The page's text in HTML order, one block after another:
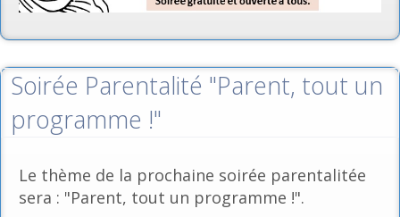
Soirée Parentalité "Parent, tout un
programme !"
Le thème de la prochaine soirée parentalitée
sera : "Parent, tout un programme !".